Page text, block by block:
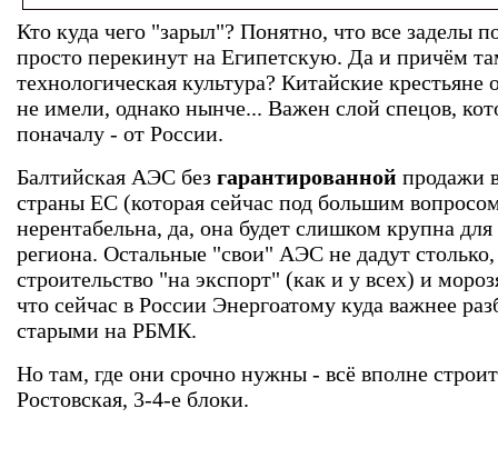
Кто куда чего "зарыл"? Понятно, что все заделы
просто перекинут на Египетскую. Да и причём
технологическая культура? Китайские крестьяне
не имели, однако нынче... Важен слой спецов,
поначалу - от России.
Балтийская АЭС без гарантированной продажи
страны ЕС (которая сейчас под большим
нерентабельна, да, она будет слишком крупна
региона. Остальные "свои" АЭС не дадут столько,
строительство "на экспорт" (как и у всех) и
что сейчас в России Энергоатому куда важнее
старыми на РБМК.
Но там, где они срочно нужны - всё вполне
Ростовская, 3-4-е блоки.